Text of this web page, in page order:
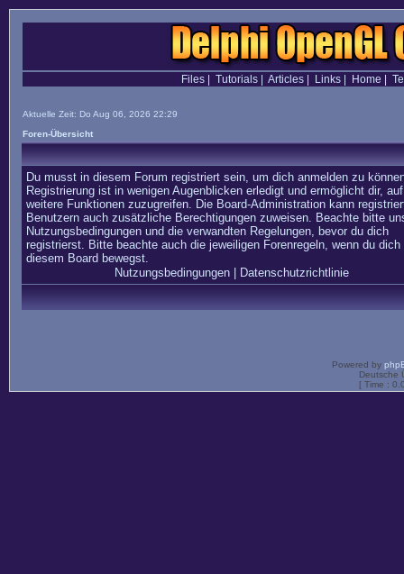
Files| Tutorials| Articles| Links| Home
Aktuelle Zeit: Do Aug 06, 2026 22:29
Foren-Übersicht
Du musst in diesem Forum registriert sein, um dich anmelden zu
Registrierung ist in wenigen Augenblicken erledigt und ermöglicht dir, auf
weitere Funktionen zuzugreifen. Die Board-Administration kann
Benutzern auch zusätzliche Berechtigungen zuweisen. Beachte bitte
Nutzungsbedingungen und die verwandten Regelungen, bevor du dich
registrierst. Bitte beachte auch die jeweiligen Forenregeln, wenn du dich
diesem Board bewegst.
Nutzungsbedingungen| Datenschutzrichtlinie
Powered by
Deutsche
[ Time :